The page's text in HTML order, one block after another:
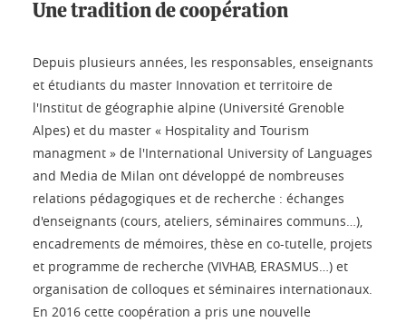
Une tradition de coopération
Depuis plusieurs années, les responsables, enseignants
et étudiants du master Innovation et territoire de
l'Institut de géographie alpine (Université Grenoble
Alpes) et du master « Hospitality and Tourism
managment » de l'International University of Languages
and Media de Milan ont développé de nombreuses
relations pédagogiques et de recherche : échanges
d'enseignants (cours, ateliers, séminaires communs…),
encadrements de mémoires, thèse en co-tutelle, projets
et programme de recherche (VIVHAB, ERASMUS…) et
organisation de colloques et séminaires internationaux.
En 2016 cette coopération a pris une nouvelle